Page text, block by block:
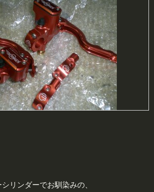
リンダーでお馴染みの、